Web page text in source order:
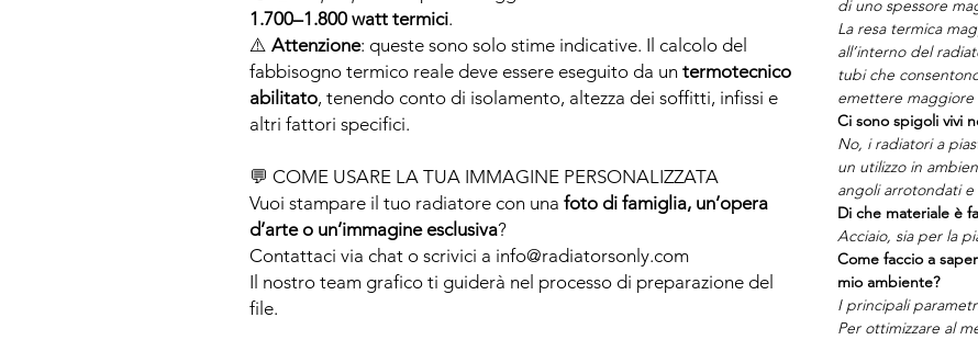
1.700–1.800 watt termici.
⚠️ Attenzione: queste sono solo stime indicative. Il calcolo del
fabbisogno termico reale deve essere eseguito da un termotecnico
abilitato, tenendo conto di isolamento, altezza dei soffitti, infissi e
altri fattori specifici.
💬 COME USARE LA TUA IMMAGINE PERSONALIZZATA
Vuoi stampare il tuo radiatore con una foto di famiglia, un’opera
d’arte o un’immagine esclusiva?
Contattaci via chat o scrivici a info@radiatorsonly.com
Il nostro team grafico ti guiderà nel processo di preparazione del
file.
di uno spessore
La resa termica
all’interno del
tubi che
emettere maggiore
Ci sono spigoli vivi
No, i radiatori a
un utilizzo in
angoli arrotondati e
Di che materiale è
Acciaio, sia per la
Come faccio a
mio ambiente?
I principali
Per ottimizzare al